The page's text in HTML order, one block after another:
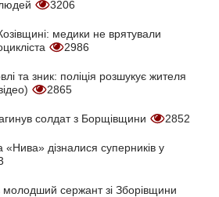
3206
медики не врятували
2986
та зник: поліція розшукує жителя
2865
солдат з Борщівщини 2852
«Нива» дізналися суперників у
молодший сержант зі Зборівщини